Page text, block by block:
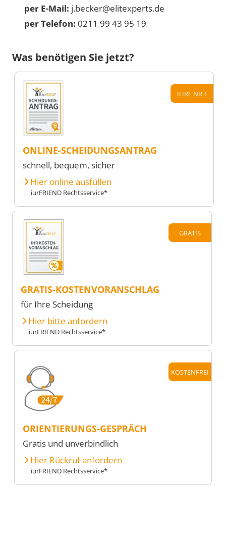
per E-Mail: j.becker@elitexperts.de
per Telefon: 0211 99 43 95 19
Was benötigen Sie jetzt?
IHRE NR.1
ONLINE-SCHEIDUNGSANTRAG
schnell, bequem, sicher
Hier online ausfüllen
iurFRIEND Rechtsservice*
GRATIS
GRATIS-KOSTENVORANSCHLAG
für Ihre Scheidung
Hier bitte anfordern
iurFRIEND Rechtsservice*
KOSTENFREI
ORIENTIERUNGS-GESPRÄCH
Gratis und unverbindlich
Hier Rückruf anfordern
iurFRIEND Rechtsservice*